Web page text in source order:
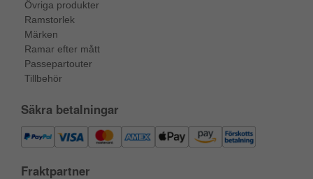
Övriga produkter
Ramstorlek
Märken
Ramar efter mått
Passepartouter
Tillbehör
Säkra betalningar
Fraktpartner